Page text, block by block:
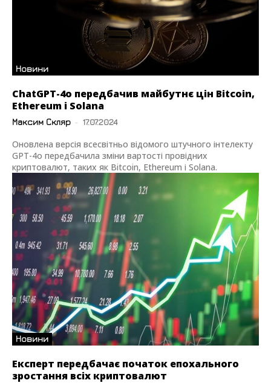
Новини
ChatGPT-4o передбачив майбутнє цін Bitcoin,
Ethereum і Solana
Максим Скляр - 17.07.2024
Оновлена версія всесвітньо відомого штучного інтелекту
GPT-4o передбачила зміни вартості провідних
криптовалют, таких як Bitcoin, Ethereum і Solana.
Новини
Експерт передбачає початок епохального
зростання всіх криптовалют